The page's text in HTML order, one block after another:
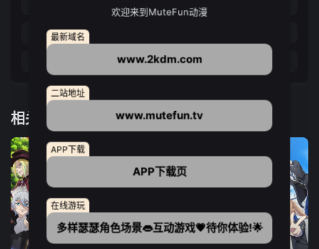
第05集
第10集 第11集
相关推荐
欢迎来到MuteFun动漫
最新域名
www.2kdm.com
二站地址
www.mutefun.tv
APP下载
APP下载页
在线游玩
多样瑟瑟角色场景👄互动游戏💗待你体验!🌟